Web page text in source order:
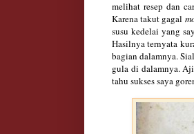
melihat resep dan
Karena takut gagal
susu kedelai yang
Hasilnya ternyata
bagian dalamnya.
gula di dalamnya.
tahu sukses saya